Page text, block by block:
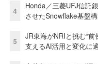
4
Honda／三菱UFJ信託
させたSnowflake基盤
5
JR東海がNRIと挑む“
支えるAI活用と変化に